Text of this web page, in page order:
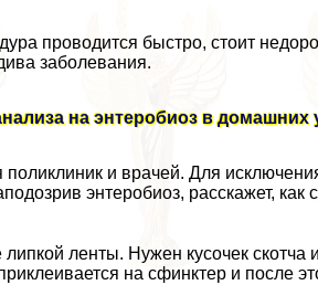
проводится быстро, стоит
заболевания.
на энтеробиоз в домашних
поликлиник и врачей. Для
энтеробиоз, расскажет, как
ленты. Нужен кусочек скотча
на сфинктер и после